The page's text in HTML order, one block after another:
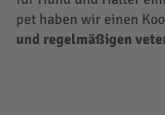
pet haben wir einen
und regelmäßigen